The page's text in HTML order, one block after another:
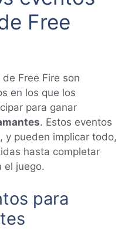
Free
Free Fire son
en los que los
para ganar
. Estos eventos
y pueden implicar todo,
hasta completar
el juego.
para